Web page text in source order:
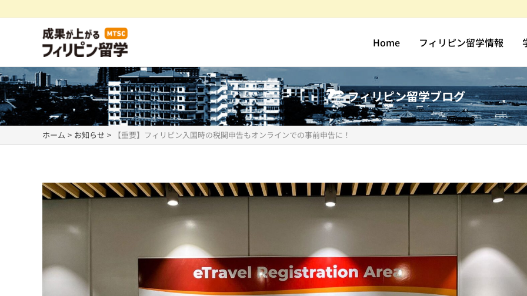
容
キ
ッ
プ
Home フィリピン留学情報
フィリピン留学ブログ
ホーム お知らせ 【重要】フィリピン入国時の税関申告もオンラインでの事前申告に！